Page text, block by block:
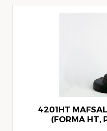
4201HT
(FORMA HT,